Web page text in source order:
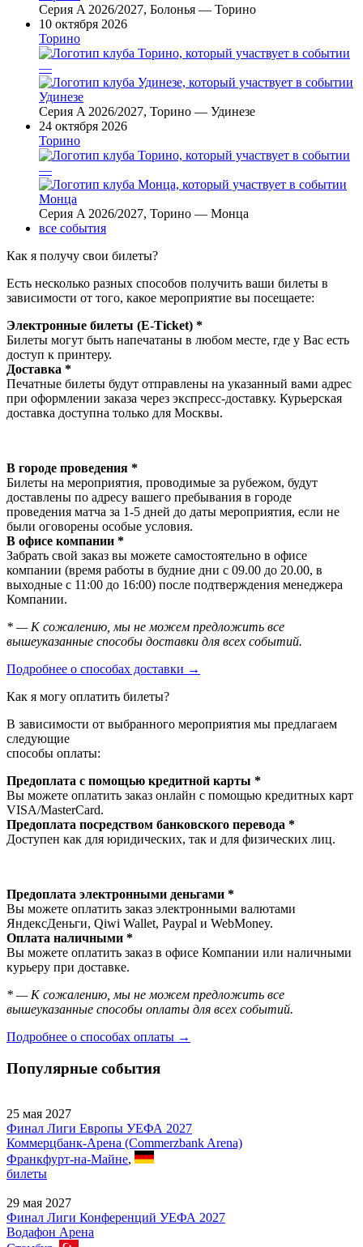
Серия A 2026/2027, Болонья — Торино
10 октября 2026
Торино
—
Удинезе
Серия A 2026/2027, Торино — Удинезе
24 октября 2026
Торино
—
Монца
Серия A 2026/2027, Торино — Монца
все события
Как я получу свои билеты?
Есть несколько разных способов получить ваши билеты в
зависимости от того, какое мероприятие вы посещаете:
Электронные билеты (E-Ticket) *
Билеты могут быть напечатаны в любом месте, где у Вас есть
доступ к принтеру.
Доставка *
Печатные билеты будут отправлены на указанный вами адрес
при оформлении заказа через экспресс-доставку. Курьерская
доставка доступна только для Москвы.
В городе проведения *
Билеты на мероприятия, проводимые за рубежом, будут
доставлены по адресу вашего пребывания в городе
проведения матча за 1-5 дней до даты мероприятия, если не
были оговорены особые условия.
В офисе компании *
Забрать свой заказ вы можете самостоятельно в офисе
компании (время работы в будние дни с 09.00 до 20.00, в
выходные с 11:00 до 16:00) после подтверждения менеджера
Компании.
* — К сожалению, мы не можем предложить все
вышеуказанные способы доставки для всех событий.
Подробнее о способах доставки →
Как я могу оплатить билеты?
В зависимости от выбранного мероприятия мы предлагаем
следующие
способы оплаты:
Предоплата с помощью кредитной карты *
Вы можете оплатить заказ онлайн с помощью кредитных карт
VISA/MasterСard.
Предоплата посредством банковского перевода *
Доступен как для юридических, так и для физических лиц.
Предоплата электронными деньгами *
Вы можете оплатить заказ электронными валютами
ЯндексДеньги, Qiwi Wallet, Paypal и WebMoney.
Оплата наличными *
Вы можете оплатить заказ в офисе Компании или наличными
курьеру при доставке.
* — К сожалению, мы не можем предложить все
вышеуказанные способы оплаты для всех событий.
Подробнее о способах оплаты →
Популярные события
25 мая 2027
Финал Лиги Европы УЕФА 2027
Коммерцбанк-Арена (Commerzbank Arena)
Франкфурт-на-Майне,
билеты
29 мая 2027
Финал Лиги Конференций УЕФА 2027
Водафон Арена